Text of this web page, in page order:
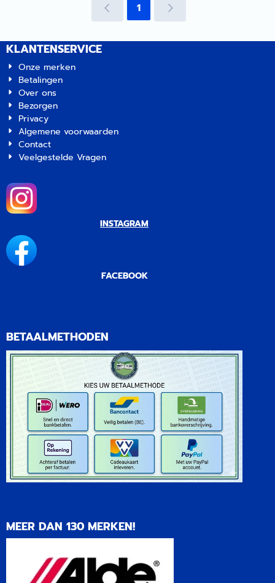
1
KLANTENSERVICE
Onze merken
Betalingen
Over ons
Bezorgen
Privacy
Algemene voorwaarden
Contact
Veelgestelde Vragen
INSTAGRAM
FACEBOOK
BETAALMETHODEN
MEER DAN 130 MERKEN!